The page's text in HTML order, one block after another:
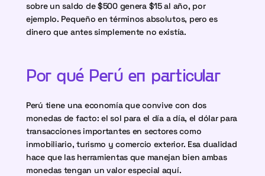
sobre un saldo de $500 genera $15 al año, por
ejemplo. Pequeño en términos absolutos, pero es
dinero que antes simplemente no existía.
Por qué Perú en particular
Perú tiene una economía que convive con dos
monedas de facto: el sol para el día a día, el dólar para
transacciones importantes en sectores como
inmobiliario, turismo y comercio exterior. Esa dualidad
hace que las herramientas que manejan bien ambas
monedas tengan un valor especial aquí.